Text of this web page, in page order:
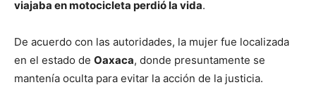
viajaba en motocicleta perdió la vida.
De acuerdo con las autoridades, la mujer fue localizada
en el estado de Oaxaca, donde presuntamente se
mantenía oculta para evitar la acción de la justicia.